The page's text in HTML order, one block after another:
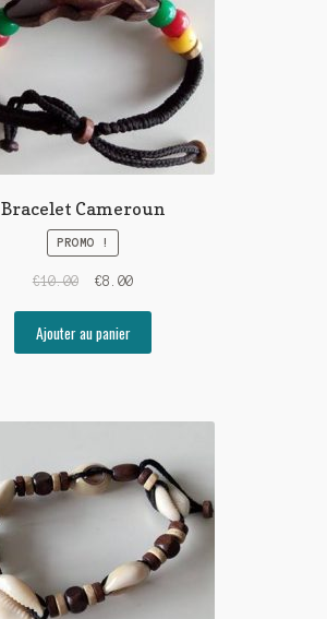
Bracelet Cameroun
PROMO !
€10.00 €8.00
Ajouter au panier